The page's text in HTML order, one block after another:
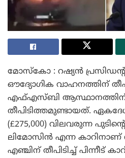
മോസ്‌കോ : റഷ്യൻ പ്രസിഡന്റ്
ഔദ്യോഗിക വാഹനത്തിന്
എഫ്എസ്ബി ആസ്ഥാനത്തിന്
തീപിടിത്തമുണ്ടായത്.
(£275,000) വിലവരുന്ന
ലിമോസിൻ എന്ന കാറിനാണ്
എഞ്ചിന് തീപിടിച്ച് പിന്നീട്